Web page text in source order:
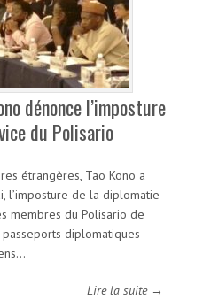
dénonce l’imposture
du Polisario
étrangères, Tao Kono a
l’imposture de la diplomatie
membres du Polisario de
diplomatiques
Lire la suite →